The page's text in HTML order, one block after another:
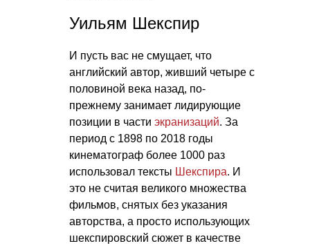
Уильям Шекспир
И пусть вас не смущает, что
английский автор, живший четыре с
половиной века назад, по-
прежнему занимает лидирующие
позиции в части экранизаций. За
период с 1898 по 2018 годы
кинематограф более 1000 раз
использовал тексты Шекспира. И
это не считая великого множества
фильмов, снятых без указания
авторства, а просто использующих
шекспировский сюжет в качестве